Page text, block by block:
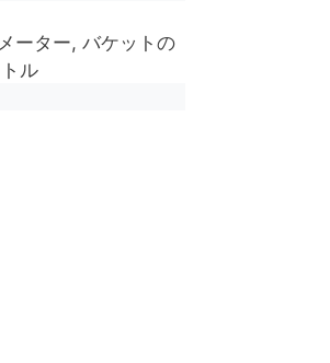
ーター, バケットの
ル